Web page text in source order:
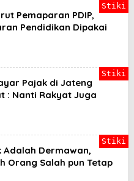
Pemaparan PDIP,
Pendidikan Dipakai
Stiki
Pajak di Jateng
: Nanti Rakyat Juga
Stiki
Adalah Dermawan,
Orang Salah pun Tetap
Stiki